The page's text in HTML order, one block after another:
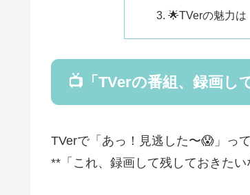
🌟TVerの魅力は
📺「TVerの番組、録画
TVerで「あっ！見逃した〜😱」っ
**「これ、録画して残しておきた